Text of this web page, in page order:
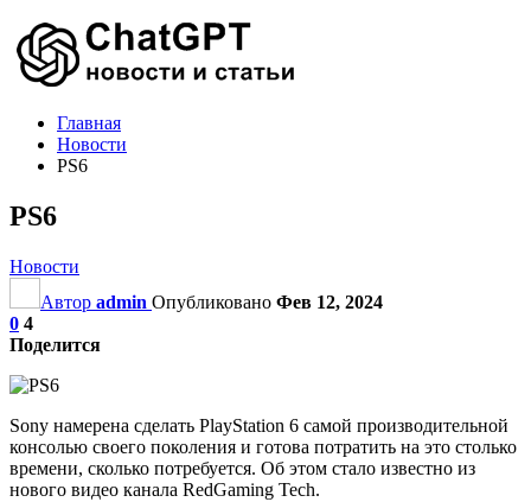
Главная
Новости
PS6
PS6
Новости
Автор admin Опубликовано Фев 12, 2024
0 4
Поделится
Sony намерена сделать PlayStation 6 самой производительной
консолью своего поколения и готова потратить на это столько
времени, сколько потребуется. Об этом стало известно из
нового видео канала RedGaming Tech.